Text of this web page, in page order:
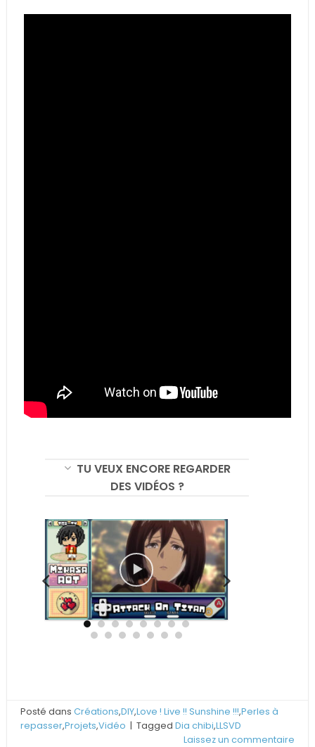
TU VEUX ENCORE REGARDER
DES VIDÉOS ?
Posté dansCréations,DIY,Love ! Live !! Sunshine !!!,Perles à
repasser,Projets,Vidéo | TaggedDia chibi,LLSVD
Laissez un commentaire